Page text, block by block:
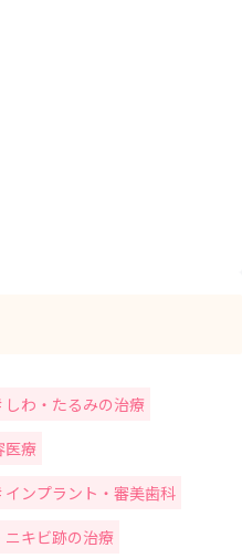
しわ・たるみの治療
医療
インプラント・審美歯科
ニキビ跡の治療